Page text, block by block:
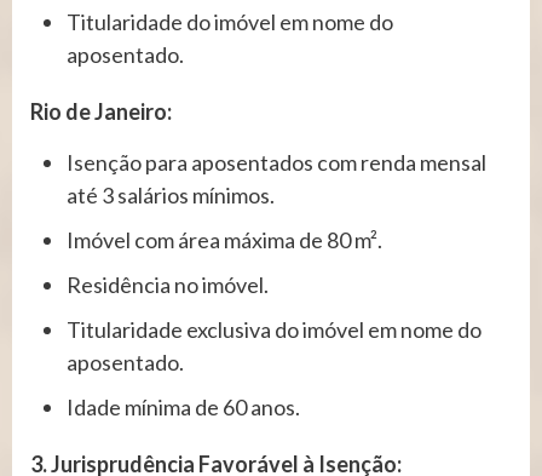
Titularidade do imóvel em nome do
aposentado.
Rio de Janeiro:
Isenção para aposentados com renda mensal
até 3 salários mínimos.
Imóvel com área máxima de 80 m².
Residência no imóvel.
Titularidade exclusiva do imóvel em nome do
aposentado.
Idade mínima de 60 anos.
3. Jurisprudência Favorável à Isenção: